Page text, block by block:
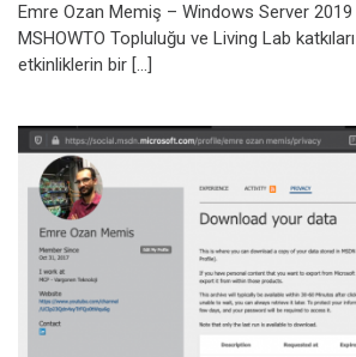
Emre Ozan Memiş – Windows Server
MSHOWTO Topluluğu ve Living Lab
etkinliklerin bir […]